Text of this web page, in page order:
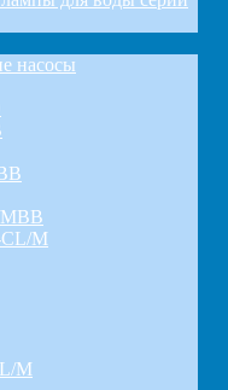
насосы
M
M